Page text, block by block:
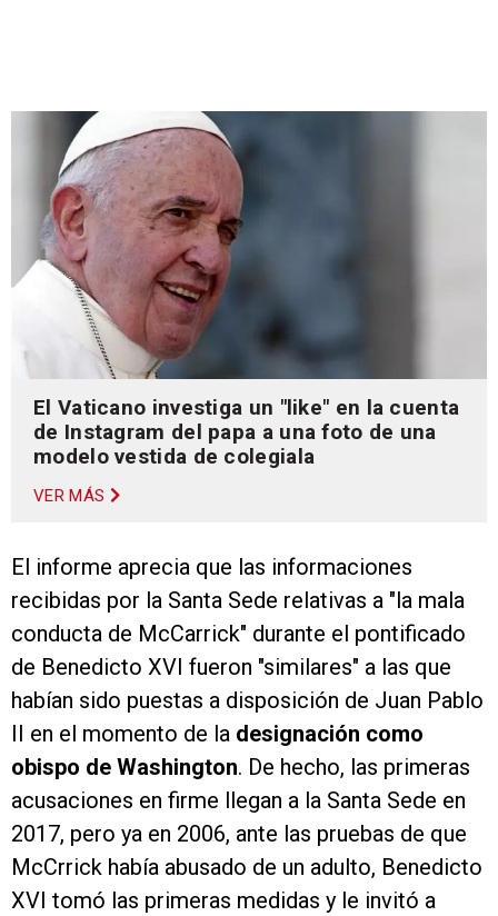
El Vaticano investiga un "like" en la cuenta
de Instagram del papa a una foto de una
modelo vestida de colegiala
VER MÁS
El informe aprecia que las informaciones
recibidas por la Santa Sede relativas a "la mala
conducta de McCarrick" durante el pontificado
de Benedicto XVI fueron "similares" a las que
habían sido puestas a disposición de Juan Pablo
II en el momento de la designación como
obispo de Washington. De hecho, las primeras
acusaciones en firme llegan a la Santa Sede en
2017, pero ya en 2006, ante las pruebas de que
McCrrick había abusado de un adulto, Benedicto
XVI tomó las primeras medidas y le invitó a